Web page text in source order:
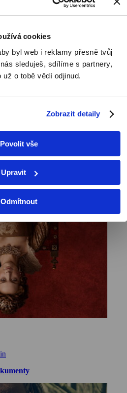
cookies
byl web i reklamy přesně tvůj
sleduješ, sdílíme s partnery,
o tobě vědí odjinud.
Zobrazit detaily
Povolit vše
Upravit
Odmítnout